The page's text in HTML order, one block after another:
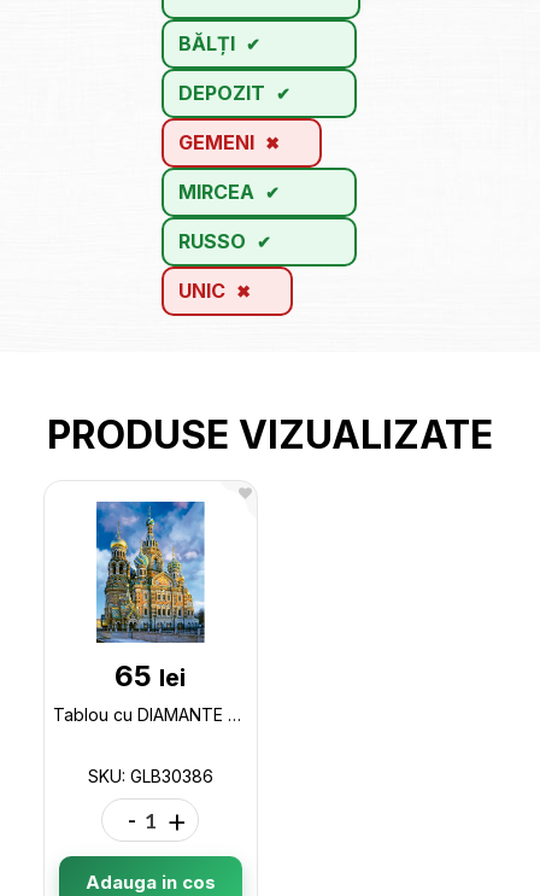
BĂLȚI
DEPOZIT
GEMENI
MIRCEA
RUSSO
UNIC
PRODUSE VIZUALIZATE
65 lei
Tablou cu DIAMANTE 20x30 Icoana Isus sf. Maria și Iosif (fara sasiu) GLB30386
SKU: GLB30386
- +
Adauga in cos